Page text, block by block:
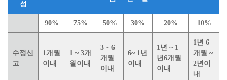
성
90% 75% 50% 30% 20% 10%
수정신
고
1개월
이내
1 ~ 3개
월이내
3 ~ 6
개월
이내
6~ 1년
이내
1년 ~ 1
년6개월
이내
1년 6
개월 ~
2년이
내